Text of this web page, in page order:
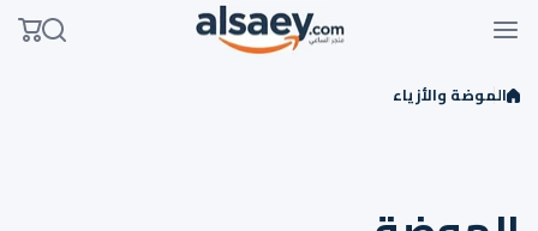
Skip to content
الموضة والأزياء